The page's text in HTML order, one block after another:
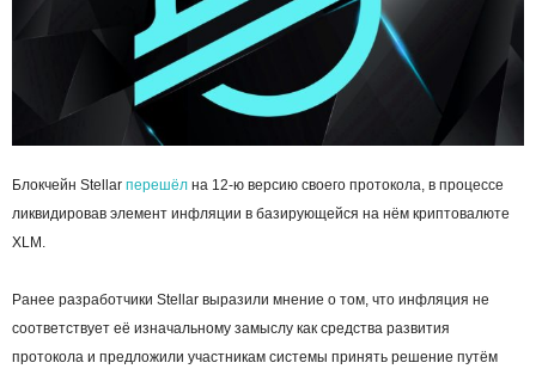
Блокчейн Stellar перешёл на 12-ю версию своего протокола, в процессе
ликвидировав элемент инфляции в базирующейся на нём криптовалюте
XLM.
Ранее разработчики Stellar выразили мнение о том, что инфляция не
соответствует её изначальному замыслу как средства развития
протокола и предложили участникам системы принять решение путём